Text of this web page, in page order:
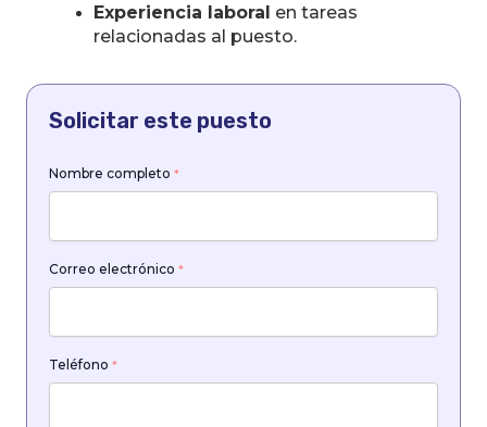
Experiencia laboral en tareas
relacionadas al puesto.
Solicitar este puesto
Nombre completo *
Correo electrónico *
Teléfono *